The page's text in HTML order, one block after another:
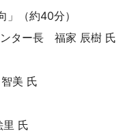
」（約40分）
ンター長 福家 辰樹 氏
美 氏
里 氏